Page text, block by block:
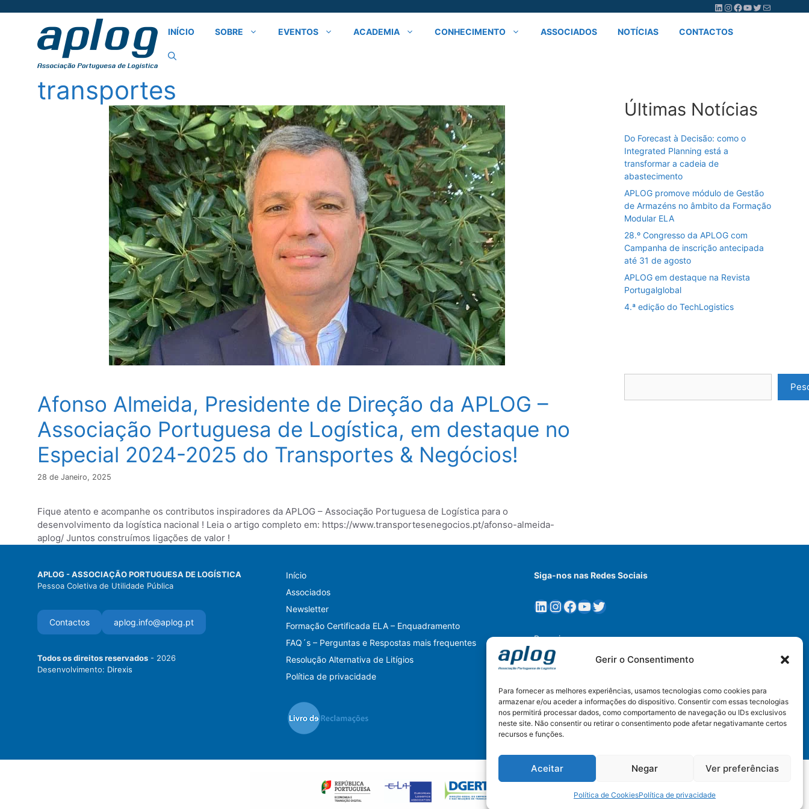
Gerir o Consentimento
Para fornecer as melhores experiências, usamos tecnologias como cookies para
armazenar e/ou aceder a informações do dispositivo. Consentir com essas tecnologias
nos permitirá processar dados, como comportamento de navegação ou IDs exclusivos
neste site. Não consentir ou retirar o consentimento pode afetar negativamante certos
recursos e funções.
Aceitar Negar Ver preferências
Política de CookiesPolítica de privacidade
conteúdo
LinkedIn
Instagram
Facebook
YouTube
Twitter
Mail
INÍCIO SOBRE EVENTOS ACADEMIA CONHECIMENTO ASSOCIADOS NOTÍCIAS CONTACTOS
transportes
Afonso Almeida, Presidente de Direção da APLOG –
Associação Portuguesa de Logística, em destaque no
Especial 2024-2025 do Transportes & Negócios!
28 de Janeiro, 2025
Fique atento e acompanhe os contributos inspiradores da APLOG – Associação Portuguesa de Logística para o
desenvolvimento da logística nacional ! Leia o artigo completo em: https://www.transportesenegocios.pt/afonso-almeida-
aplog/ Juntos construímos ligações de valor !
Últimas Notícias
Do Forecast à Decisão: como o
Integrated Planning está a
transformar a cadeia de
abastecimento
APLOG promove módulo de Gestão
de Armazéns no âmbito da Formação
Modular ELA
28.º Congresso da APLOG com
Campanha de inscrição antecipada
até 31 de agosto
APLOG em destaque na Revista
Portugalglobal
4.ª edição do TechLogistics
APLOG - ASSOCIAÇÃO PORTUGUESA DE LOGÍSTICA
Pessoa Coletiva de Utilidade Pública
Contactos aplog.info@aplog.pt
Todos os direitos reservados - 2026
Desenvolvimento: Direxis
Início
Associados
Newsletter
Formação Certificada ELA – Enquadramento
FAQ´s – Perguntas e Respostas mais frequentes
Resolução Alternativa de Litígios
Política de privacidade
Siga-nos nas Redes Sociais
LinkedIn
Instagram
Facebook
YouTube
Twitter
Pesquisar